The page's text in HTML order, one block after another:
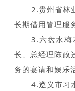
2.贵州省林
长期借用管理服
3.六盘水梅
长、总经理陈政
务的宴请和娱乐
4.遵义市习